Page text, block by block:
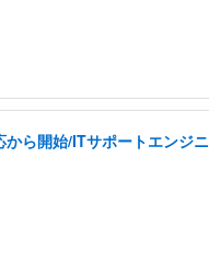
ら開始/ITサポートエンジ